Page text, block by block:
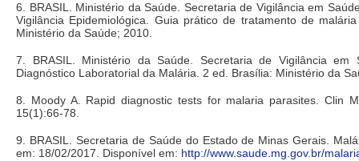
6. BRASIL. Ministério da Saúde. Secretaria de Vigilância em
Vigilância Epidemiológica. Guia prático de tratamento de
Ministério da Saúde; 2010.
7. BRASIL. Ministério da Saúde. Secretaria de Vigilância em
Diagnóstico Laboratorial da Malária. 2 ed. Brasília: Ministério da
8. Moody A. Rapid diagnostic tests for malaria parasites. Clin
15(1):66-78.
9. BRASIL. Secretaria de Saúde do Estado de Minas Gerais.
em: 18/02/2017. Disponível em: http://www.saude.mg.gov.br/